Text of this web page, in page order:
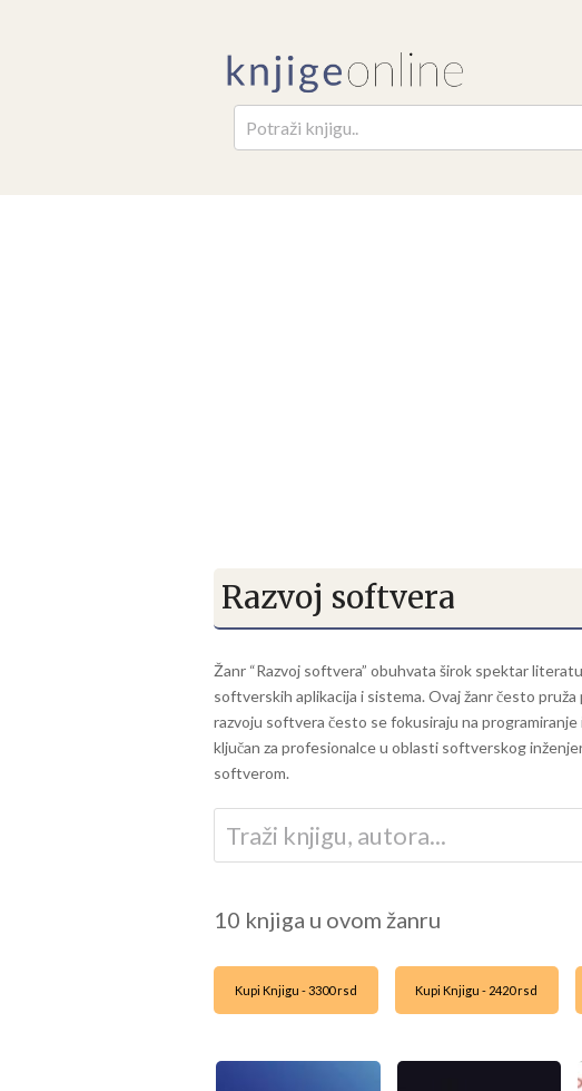
Razvoj softvera
Žanr “Razvoj softvera” obuhvata širok spektar
softverskih aplikacija i sistema. Ovaj žanr često
razvoju softvera često se fokusiraju na
ključan za profesionalce u oblasti softverskog
softverom.
10 knjiga u ovom žanru
Kupi Knjigu - 3300 rsd Kupi Knjigu - 2420 rsd